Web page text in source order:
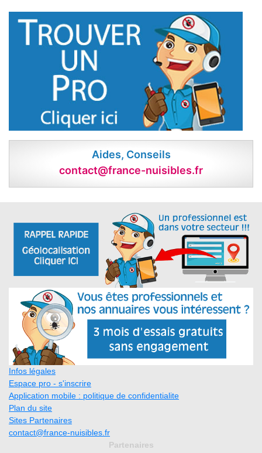
Aides, Conseils
contact@france-nuisibles.fr
Infos légales
Espace pro - s'inscrire
Application mobile : politique de confidentialite
Plan du site
Sites Partenaires
contact@france-nuisibles.fr
Partenaires